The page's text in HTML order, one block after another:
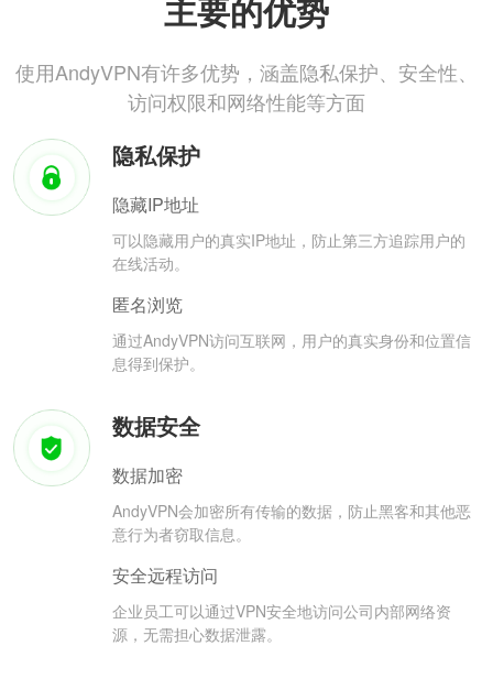
主要的优势
使用AndyVPN有许多优势，涵盖隐私保护、安全性、
访问权限和网络性能等方面
隐私保护
隐藏IP地址
可以隐藏用户的真实IP地址，防止第三方追踪用户的
在线活动。
匿名浏览
通过AndyVPN访问互联网，用户的真实身份和位置信
息得到保护。
数据安全
数据加密
AndyVPN会加密所有传输的数据，防止黑客和其他恶
意行为者窃取信息。
安全远程访问
企业员工可以通过VPN安全地访问公司内部网络资
源，无需担心数据泄露。